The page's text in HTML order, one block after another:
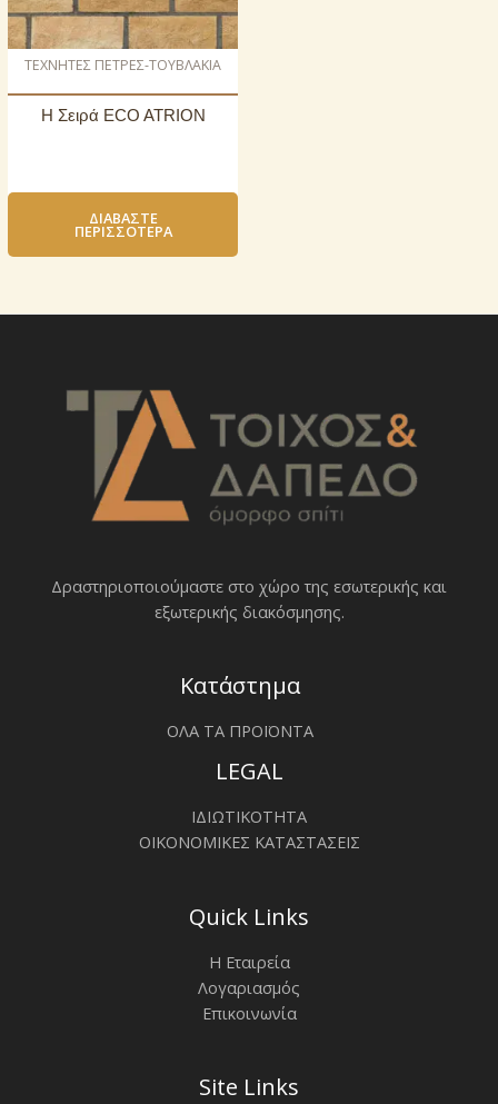
ΤΕΧΝΗΤΕΣ ΠΕΤΡΕΣ-ΤΟΥΒΛΑΚΙΑ
Η Σειρά ECO ATRION
ΔΙΑΒΆΣΤΕ
ΠΕΡΙΣΣΌΤΕΡΑ
Δραστηριοποιoύμαστε στο χώρο της εσωτερικής και
εξωτερικής διακόσμησης.
Κατάστημα
ΟΛΑ ΤΑ ΠΡΟΪΟΝΤΑ
LEGAL
ΙΔΙΩΤΙΚΟΤΗΤΑ
ΟΙΚΟΝΟΜΙΚΕΣ ΚΑΤΑΣΤΑΣΕΙΣ
Quick Links
Η Εταιρεία
Λογαριασμός
Επικοινωνία
Site Links